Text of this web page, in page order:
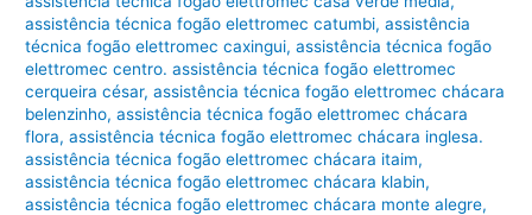
assistência técnica fogão elettromec catumbi,assistência
técnica fogão elettromec caxingui,assistência técnica fogão
elettromec centro. assistência técnica fogão elettromec
cerqueira césar,assistência técnica fogão elettromec chácara
belenzinho,assistência técnica fogão elettromec chácara
flora,assistência técnica fogão elettromec chácara inglesa.
assistência técnica fogão elettromec chácara itaim,
assistência técnica fogão elettromec chácara klabin,
assistência técnica fogão elettromec chácara monte alegre,